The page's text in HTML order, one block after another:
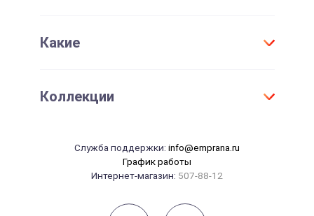
Активировать сертификат
Для детей
Парню
Юбилей
Свадьба
14 февраля
Рождение ребенка
Какие
Необычные
Сувениры
Коллекции
Служба поддержки: info@emprana.ru
График работы
Интернет-магазин: 507-88-12